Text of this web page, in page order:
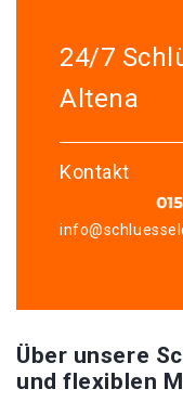
24/7
Altena
Kontakt
Über unsere
und flexiblen